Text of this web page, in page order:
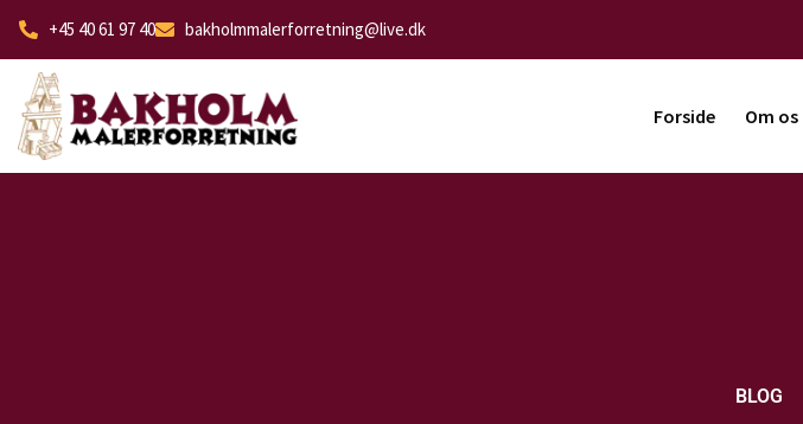
+45 40 61 97 40 bakholmmalerforretning@live.dk
Forside Om os
BLOG